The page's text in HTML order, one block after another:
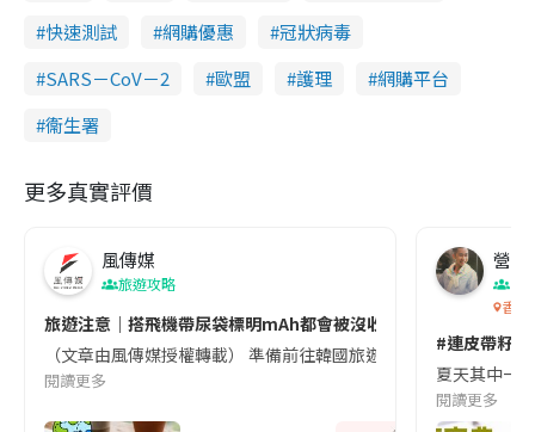
快速測試
網購優惠
冠狀病毒
SARS－CoV－2
歐盟 護理
網購平台
衞生署
更多真實評價
風傳媒
旅遊攻略
旅遊注意｜搭飛機帶尿袋標明mAh都會被沒收😱出發前切記檢查
（文章由風傳媒授權轉載） 準備前往韓國旅遊的民眾，近期要
閱讀更多
營養
香港
#連皮帶籽
夏天其中一
閱讀更多